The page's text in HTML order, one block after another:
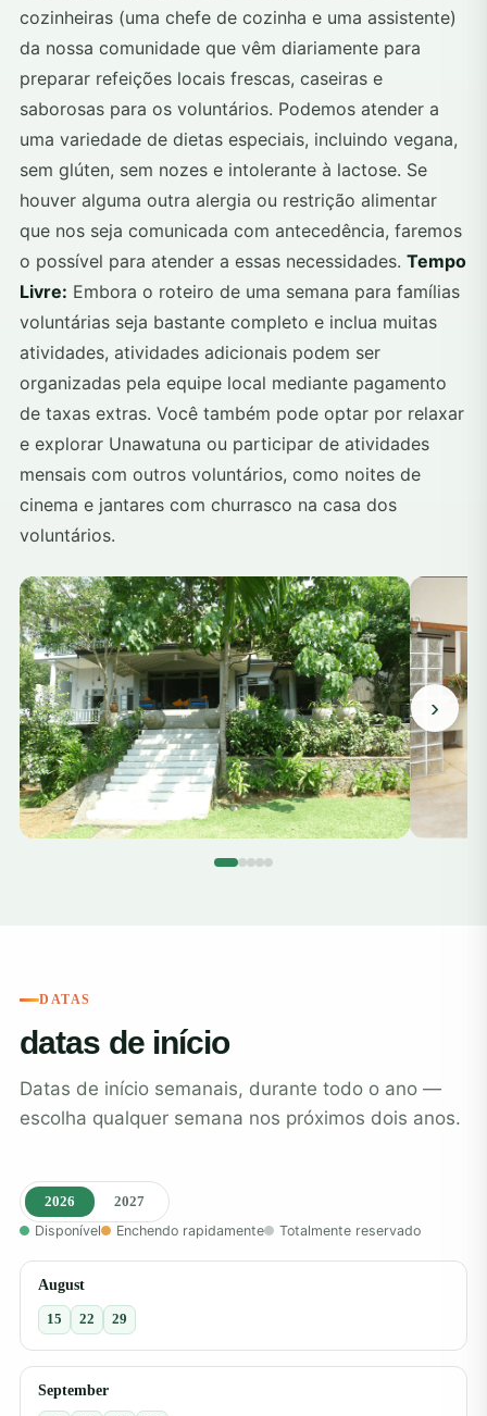
cozinheiras (uma chefe de cozinha e uma assistente)
da nossa comunidade que vêm diariamente para
preparar refeições locais frescas, caseiras e
saborosas para os voluntários. Podemos atender a
uma variedade de dietas especiais, incluindo vegana,
sem glúten, sem nozes e intolerante à lactose. Se
houver alguma outra alergia ou restrição alimentar
que nos seja comunicada com antecedência, faremos
o possível para atender a essas necessidades. Tempo
Livre: Embora o roteiro de uma semana para famílias
voluntárias seja bastante completo e inclua muitas
atividades, atividades adicionais podem ser
organizadas pela equipe local mediante pagamento
de taxas extras. Você também pode optar por relaxar
e explorar Unawatuna ou participar de atividades
mensais com outros voluntários, como noites de
cinema e jantares com churrasco na casa dos
voluntários.
›
DATAS
datas de início
Datas de início semanais, durante todo o ano —
escolha qualquer semana nos próximos dois anos.
2026
2027
Disponível
Enchendo rapidamente Totalmente reservado
August
15 22 29
September